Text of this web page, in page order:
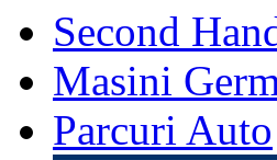
Second
Masini
Parcuri Auto